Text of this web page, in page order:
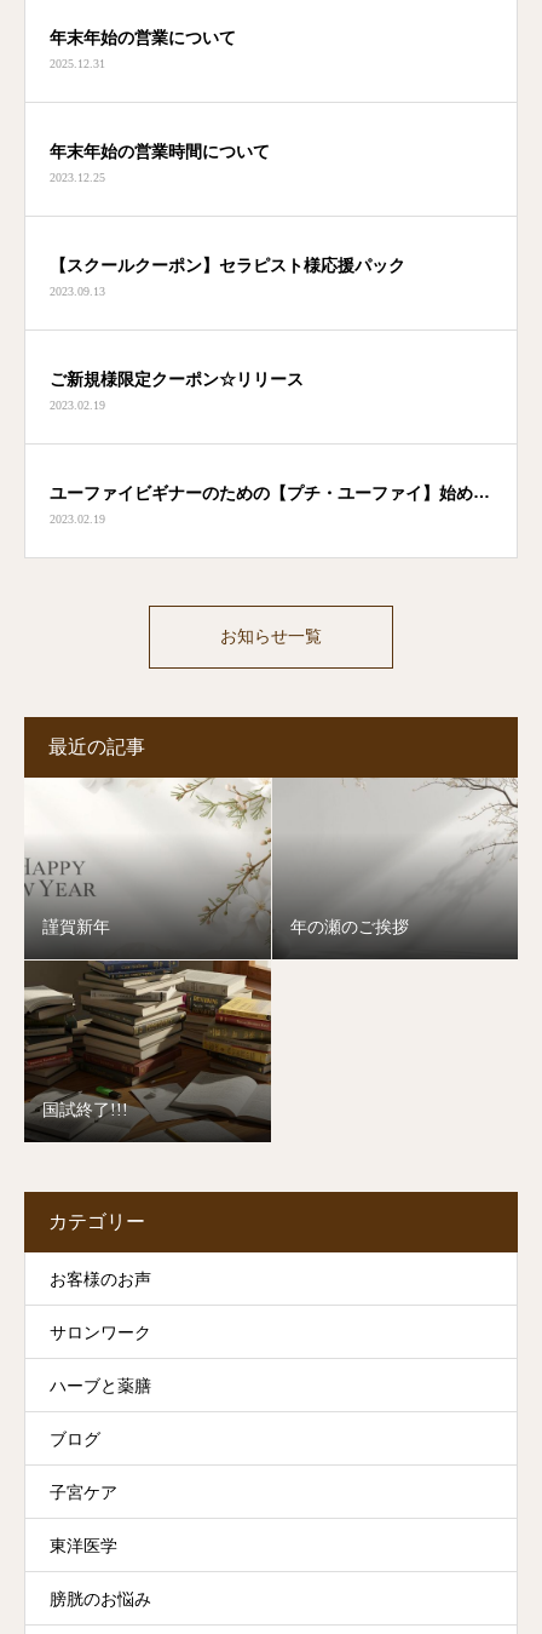
年末年始の営業について
2025.12.31
年末年始の営業時間について
2023.12.25
【スクールクーポン】セラピスト様応援パック
2023.09.13
ご新規様限定クーポン☆リリース
2023.02.19
ユーファイビギナーのための【プチ・ユーファイ】始めま
した
2023.02.19
お知らせ一覧
最近の記事
謹賀新年 年の瀬のご挨拶
国試終了!!!
カテゴリー
お客様のお声
サロンワーク
ハーブと薬膳
ブログ
子宮ケア
東洋医学
膀胱のお悩み